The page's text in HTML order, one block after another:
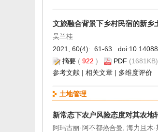
文旅融合背景下乡村民宿的新
吴兰桂
2021, 60(4): 61-63. doi:
摘要 ( 922 ) PDF
参考文献 | 相关文章 | 多维度评价
土地管理
新常态下农户风险态度对其农地
阿玛古丽·阿不都热合曼, 海力且木·